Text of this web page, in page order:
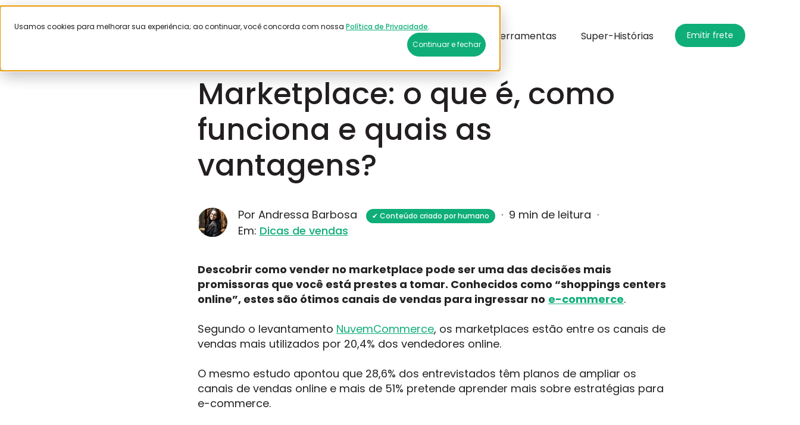
Usamos cookies para melhorar sua experiência; ao continuar, você concorda com nossa Política de Privacidade.
Continuar e fechar
Sobre a Plataforma Ferramentas Super-Histórias Emitir frete
Marketplace: o que é, como
funciona e quais as
vantagens?
Por Andressa Barbosa ✔ Conteúdo criado por humano · 9 min de leitura ·
Em: Dicas de vendas
Descobrir como vender no marketplace pode ser uma das decisões mais
promissoras que você está prestes a tomar. Conhecidos como “shoppings centers
online”, estes são ótimos canais de vendas para ingressar no e-commerce.
Segundo o levantamento NuvemCommerce, os marketplaces estão entre os canais de
vendas mais utilizados por 20,4% dos vendedores online.
O mesmo estudo apontou que 28,6% dos entrevistados têm planos de ampliar os
canais de vendas online e mais de 51% pretende aprender mais sobre estratégias para
e-commerce.